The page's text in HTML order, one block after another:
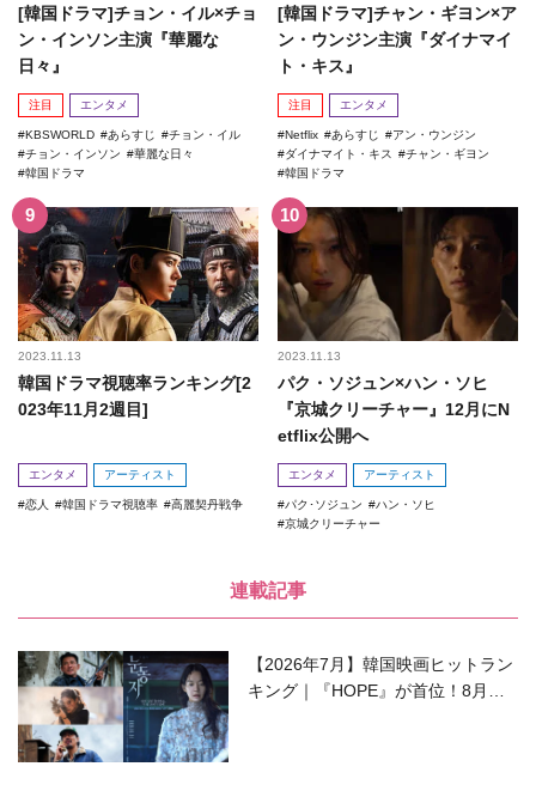
[韓国ドラマ]チョン・イル×チョ
ン・インソン主演『華麗な
日々』
注目 エンタメ
KBSWORLD あらすじ
チョン・イル
チョン・インソン
華麗な日々
韓国ドラマ
[韓国ドラマ]チャン・ギヨン×ア
ン・ウンジン主演『ダイナマイ
ト・キス』
注目 エンタメ
Netflix あらすじ
アン・ウンジン
ダイナマイト・キス
チャン・ギヨン
韓国ドラマ
2023.11.13
韓国ドラマ視聴率ランキング[2
023年11月2週目]
エンタメ アーティスト
恋人 韓国ドラマ視聴率 高麗契丹戦争
2023.11.13
パク・ソジュン×ハン・ソヒ
『京城クリーチャー』12月にN
etflix公開へ
エンタメ アーティスト
パク･ソジュン
ハン・ソヒ
京城クリーチャー
連載記事
【2026年7月】韓国映画ヒットラン
キング｜『HOPE』が首位！8月公